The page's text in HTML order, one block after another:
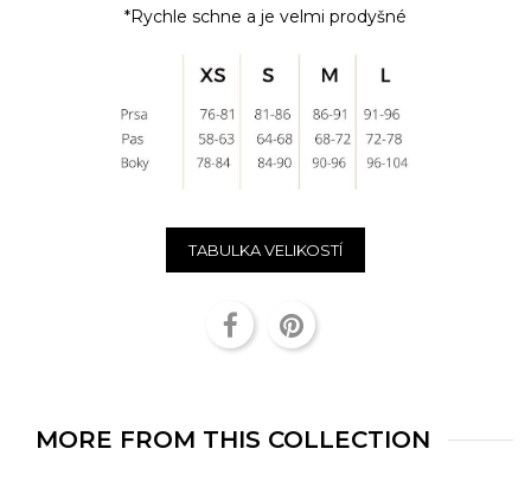
*Rychle schne a je velmi prodyšné
TABULKA VELIKOSTÍ
Sdílet
MORE FROM THIS COLLECTION